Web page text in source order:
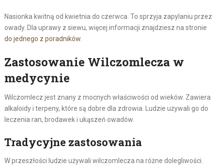
Nasionka kwitną od kwietnia do czerwca. To sprzyja zapylaniu przez
owady. Dla uprawy z siewu, więcej informacji znajdziesz na stronie
do jednego z poradników.
Zastosowanie Wilczomlecza w
medycynie
Wilczomlecz jest znany z mocnych właściwości od wieków. Zawiera
alkaloidy i terpeny, które są dobre dla zdrowia. Ludzie używali go do
leczenia ran, brodawek i ukąszeń owadów.
Tradycyjne zastosowania
W przeszłości ludzie używali wilczomlecza na różne dolegliwości.